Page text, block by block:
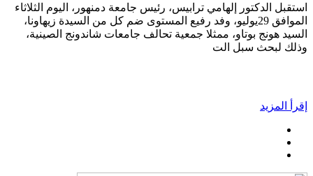
استقبل الدكتور إلهامي ترابيس، رئيس جامعة دمنهور، اليوم الثلاثاء
الموافق 29يوليو، وفد رفيع المستوى ضم كل من السيدة زيهاونا،
السيد هونج بوتاو، ممثلا جمعية تحالف جامعات شاندونج الصينية،
وذلك لبحث سبل الت
إقرأ المزيد